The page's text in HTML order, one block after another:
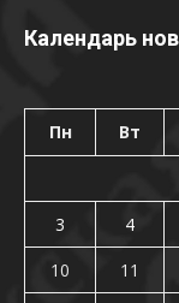
Календарь
Пн Вт
3
4
10
11